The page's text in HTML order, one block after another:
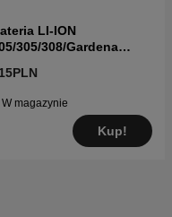
LI-ION
305/308/Gardena
W magazynie
Kup!